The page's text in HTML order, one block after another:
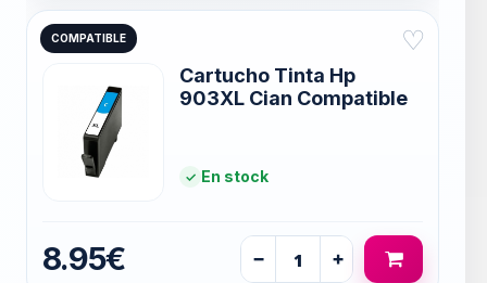
COMPATIBLE ♡
Cartucho Tinta Hp
903XL Cian Compatible
En stock
8.95€ − +